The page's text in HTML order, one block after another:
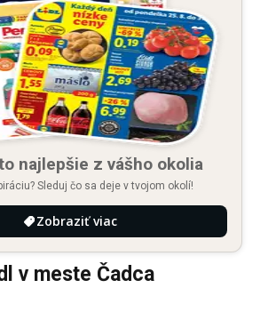
najlepšie z vášho okolia
Sleduj čo sa deje v tvojom okolí!
Zobraziť viac
v meste Čadca